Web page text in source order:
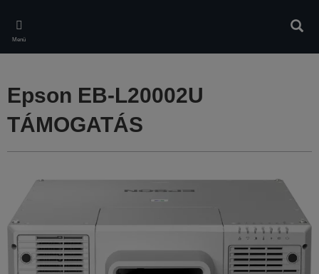
main
content
Menü
Epson EB-L20002U
TÁMOGATÁS